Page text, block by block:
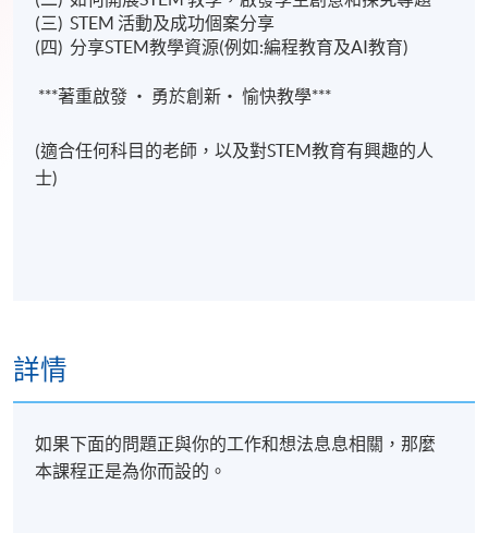
(三) STEM 活動及成功個案分享
(四) 分享STEM教學資源(例如:編程教育及AI教育)
***著重啟發 ‧ 勇於創新‧ 愉快教學***
(適合任何科目的老師，以及對STEM教育有興趣的人
士)
詳情
如果下面的問題正與你的工作和想法息息相關，那麼
本課程正是為你而設的。